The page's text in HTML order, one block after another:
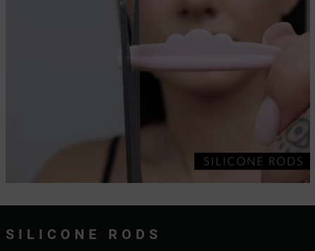
SILICONE RODS